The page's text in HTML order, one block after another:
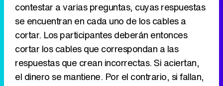
contestar a varias preguntas, cuyas respuestas
se encuentran en cada uno de los cables a
cortar. Los participantes deberán entonces
cortar los cables que correspondan a las
respuestas que crean incorrectas. Si aciertan,
el dinero se mantiene. Por el contrario, si fallan,